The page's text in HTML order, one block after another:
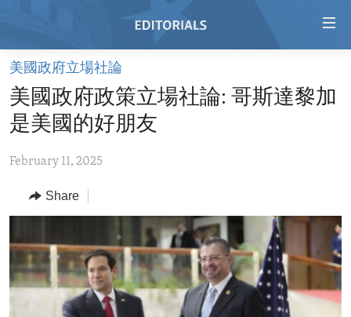
Skip
main
content
to
Navigation
Skip
to
Search
HOME
VIDEO
REGIONS
AFRICA
ASIA
EUROPE
MIDDLE EAST
TOPICS
SECURITY AND DEFENSE
AID AND DEVELOPMENT
DEMOCRACY AND GOVERNANCE
ABOUT US
美國政府立場社論
美國政府政策立場社論: 哥斯達黎加
是美國的好朋友
February 11, 2025
Share